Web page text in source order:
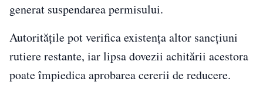
generat suspendarea permisului.
Autoritățile pot verifica existența altor sancțiuni
rutiere restante, iar lipsa dovezii achitării acestora
poate împiedica aprobarea cererii de reducere.